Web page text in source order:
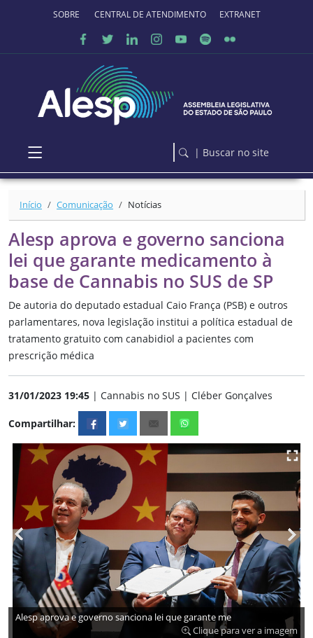
Ir para o conteúdo principal
SOBRE O PORTALCENTRAL DE ATENDIMENTO EXTRANET
| Buscar no site
Início Comunicação Notícias
Alesp aprova e governo sanciona
lei que garante medicamento à
base de Cannabis no SUS de SP
De autoria do deputado estadual Caio França (PSB) e outros
parlamentares, nova legislação institui a política estadual de
tratamento gratuito com canabidiol a pacientes com
prescrição médica
31/01/2023 19:45 | Cannabis no SUS | Cléber Gonçalves
Compartilhar:
Alesp aprova e governo sanciona lei que garante me
Clique para ver a imagem